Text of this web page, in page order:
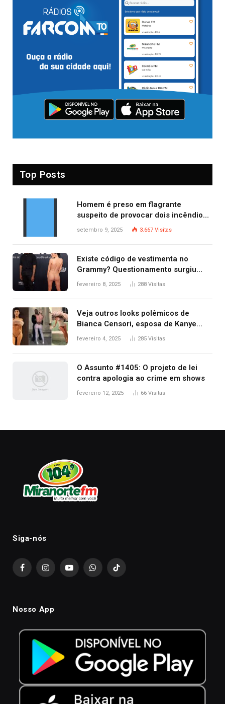
Top Posts
Homem é preso em flagrante
suspeito de provocar dois incêndios
criminosos no mesmo dia
setembro 9, 2025 3.667 Visitas
Existe código de vestimenta no
Grammy? Questionamento surgiu
após Bianca Censori, mulher de
fevereiro 8, 2025 288 Visitas
Veja outros looks polêmicos de
Bianca Censori, esposa de Kanye
West que apareceu nua no Grammy
fevereiro 4, 2025 285 Visitas
O Assunto #1405: O projeto de lei
contra apologia ao crime em shows
fevereiro 12, 2025 66 Visitas
Siga-nós
FacebookInstagramYouTubeWhatsAppTikTok
Nosso App